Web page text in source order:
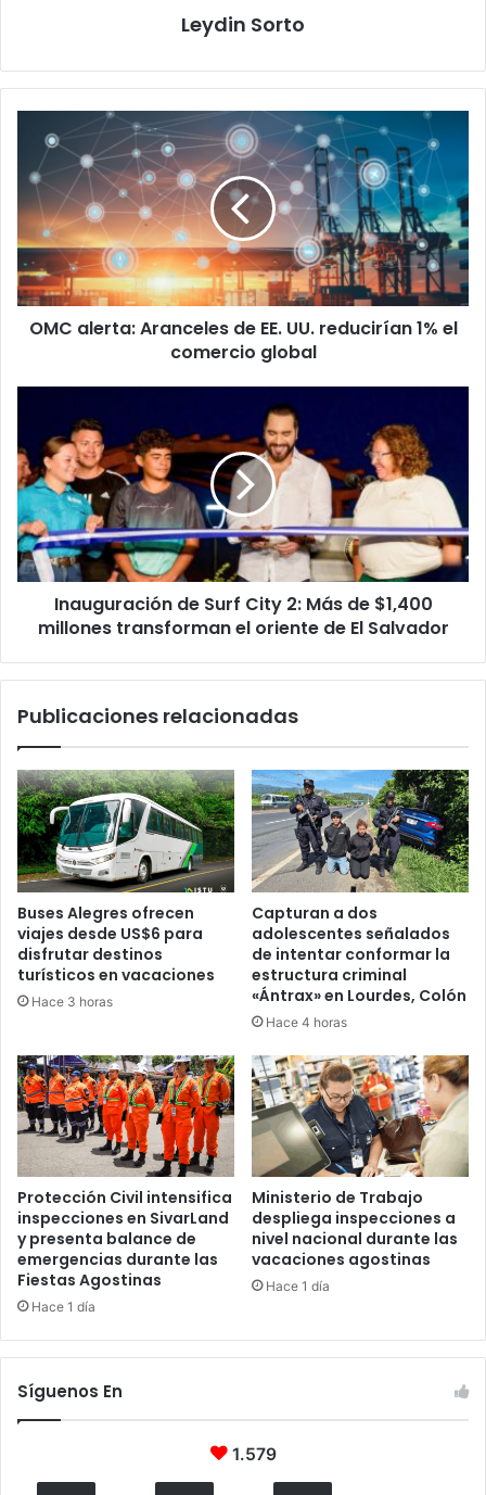
Leydin Sorto
alerta:
Aranceles
de
EE.
UU.
reducirían
1%
el
comercio
OMC alerta: Aranceles de EE. UU. reducirían 1% el
comercio global
Surf
City
2:
Más
de
$1,400
millones
transforman
Salvador
Inauguración de Surf City 2: Más de $1,400
millones transforman el oriente de El Salvador
Publicaciones relacionadas
Buses Alegres ofrecen
viajes desde US$6 para
disfrutar destinos
turísticos en vacaciones
Hace 3 horas
Capturan a dos
adolescentes señalados
de intentar conformar la
estructura criminal
«Ántrax» en Lourdes, Colón
Hace 4 horas
Protección Civil intensifica
inspecciones en SivarLand
y presenta balance de
emergencias durante las
Fiestas Agostinas
Hace 1 día
Ministerio de Trabajo
despliega inspecciones a
nivel nacional durante las
vacaciones agostinas
Hace 1 día
Síguenos En
1.579